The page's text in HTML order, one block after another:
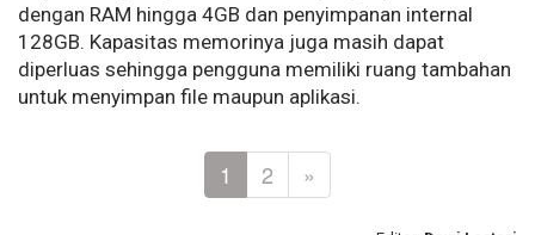
dengan RAM hingga 4GB dan penyimpanan internal
128GB. Kapasitas memorinya juga masih dapat
diperluas sehingga pengguna memiliki ruang tambahan
untuk menyimpan file maupun aplikasi.
1 2 »